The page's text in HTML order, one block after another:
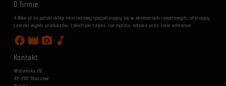
O firmie
4-Bike.pl to polski sklep internetowy specjalizujący się w akcesoriach rowerowych, oferujący
szeroki wybór produktów, takich jak części, narzędzia, odzież oraz folie ochronne.
facebook movie photo_camera music_note
Kontakt
Wiślańska 26
43-430 Skoczów